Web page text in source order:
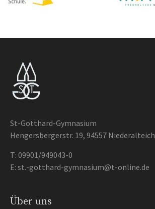
St-Gotthard-Gymnasium
Hengersbergerstr. 19, 94557 Niederalteich
T: 09901/949043-0
E: st.-gotthard-gymnasium@t-online.de
Über uns